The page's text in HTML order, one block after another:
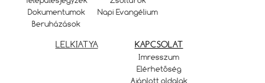
Dokumentumok
Beruházások
Napi Evangélium
LELKIATYA KAPCSOLAT
Imresszum
Elérhetőség
Ajánlott oldalak